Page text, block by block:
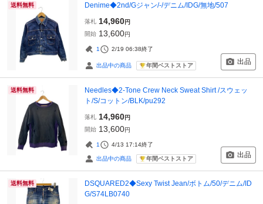
送料無料 Denime◆2nd/Gジャン/-/デニム/IDG/無地/507
落札 14,960円
開始 13,600円
1 2/19 06:38終了
出品中の商品 年間ベストストア 出品
送料無料
Needles◆2-Tone Crew Neck Sweat Shirt /スウェッ
ト/S/コットン/BLK/pu292
落札 14,960円
開始 13,600円
1 4/13 17:14終了
出品中の商品 年間ベストストア 出品
送料無料
DSQUARED2◆Sexy Twist Jean/ボトム/50/デニム/ID
G/S74LB0740